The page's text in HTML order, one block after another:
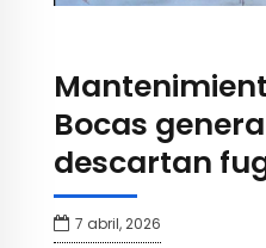
Bocas
descartan
7 abril, 2026